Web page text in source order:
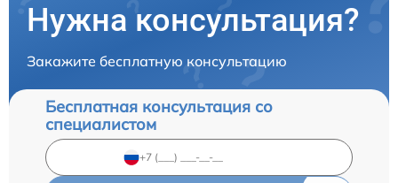
Нужна консультация?
Закажите бесплатную консультацию
Бесплатная консультация со
специалистом